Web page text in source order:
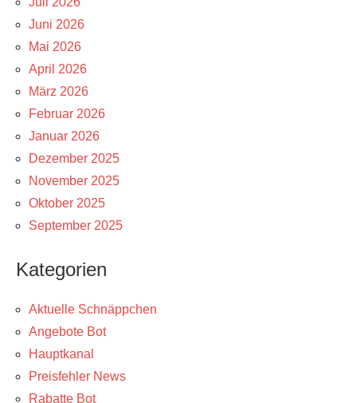
Juni 2026
Mai 2026
April 2026
März 2026
Februar 2026
Januar 2026
Dezember 2025
November 2025
Oktober 2025
September 2025
Kategorien
Aktuelle Schnäppchen
Angebote Bot
Hauptkanal
Preisfehler News
Rabatte Bot